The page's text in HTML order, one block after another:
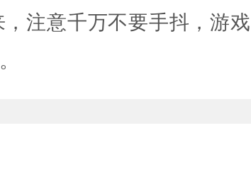
注意千万不要手抖，游戏